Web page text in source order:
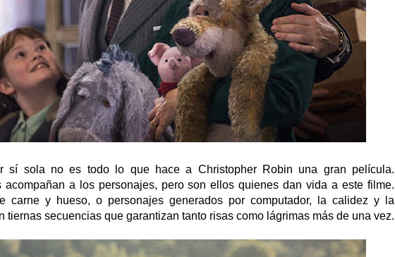
sí sola no es todo lo que hace a Christopher Robin una gran película.
acompañan a los personajes, pero son ellos quienes dan vida a este filme.
carne y hueso, o personajes generados por computador, la calidez y la
tiernas secuencias que garantizan tanto risas como lágrimas más de una vez.